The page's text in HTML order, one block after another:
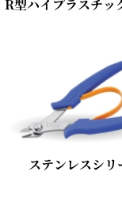
R型ハイプラスチッ
ステンレスシリ